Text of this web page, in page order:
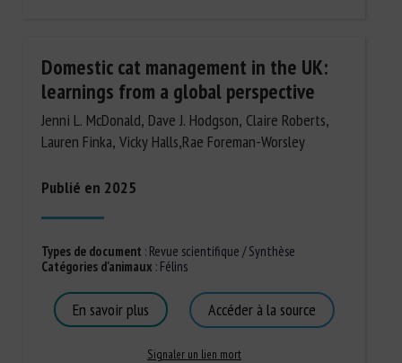
Domestic cat management in the UK:
learnings from a global perspective
Jenni L. McDonald, Dave J. Hodgson, Claire Roberts,
Lauren Finka, Vicky Halls,Rae Foreman-Worsley
Publié en 2025
Types de document : Revue scientifique / Synthèse
Catégories d'animaux : Félins
En savoir plus Accéder à la source
Signaler un lien mort